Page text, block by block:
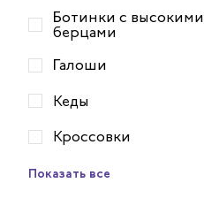
Ботинки с высокими
берцами
Галоши
Кеды
Кроссовки
Показать все